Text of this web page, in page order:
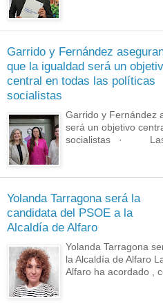
Garrido y Fernández
que la igualdad será un
central en todas las políticas
socialistas
Garrido y Fernández
será un objetivo
socialistas · Las
Yolanda Tarragona será la
candidata del PSOE a la
Alcaldía de Alfaro
Yolanda Tarragona
la Alcaldía de Alfaro
Alfaro ha acordado ,